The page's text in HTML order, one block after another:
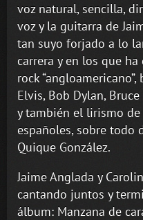
voz natural, sencilla,
voz y la guitarra de
tan suyo forjado a lo
carrera y en los que
rock
Elvis, Bob Dylan,
y también el lirismo
españoles, sobre todo
Quique González.
Jaime Anglada y
cantando juntos y
álbum: Manzana de